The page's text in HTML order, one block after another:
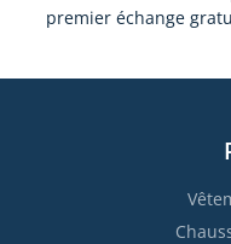
premier échange